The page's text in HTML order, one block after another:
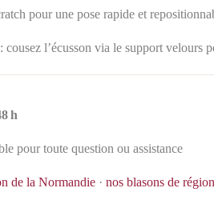
pour une pose rapide et
: cousez l’écusson via le support velours
h
pour toute question ou assistance
de la Normandie · nos blasons de